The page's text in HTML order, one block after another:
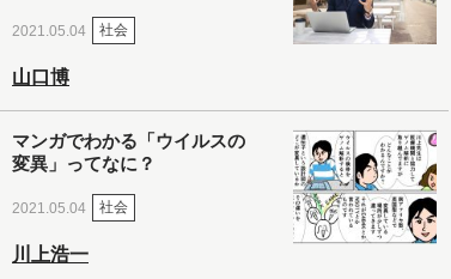
2021.05.04 社会
山口博
マンガでわかる「ウイルスの
変異」ってなに？
2021.05.04 社会
川上浩一